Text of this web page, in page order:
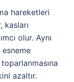
hareketleri
kasları
olur. Aynı
esneme
azaltır.